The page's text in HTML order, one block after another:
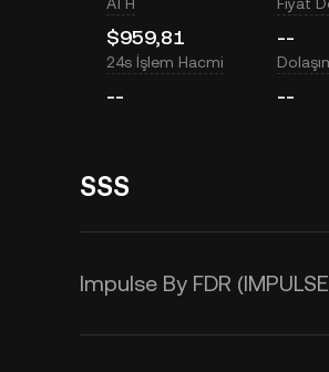
$959,81 --
24s İşlem Hacmi
-- --
SSS
Impulse By FDR